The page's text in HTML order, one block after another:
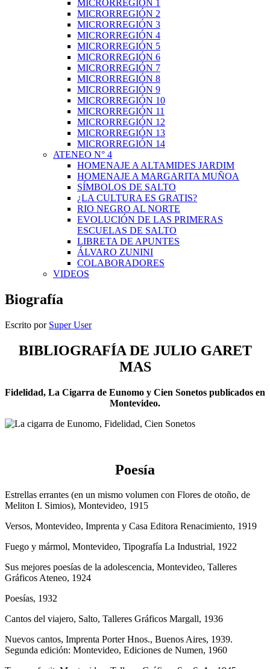
MICRORREGIÓN 1
MICRORREGIÓN 2
MICRORREGIÓN 3
MICRORREGIÓN 4
MICRORREGIÓN 5
MICRORREGIÓN 6
MICRORREGIÓN 7
MICRORREGIÓN 8
MICRORREGIÓN 9
MICRORREGIÓN 10
MICRORREGIÓN 11
MICRORREGIÓN 12
MICRORREGIÓN 13
MICRORREGIÓN 14
ATENEO N° 4
HOMENAJE A ALTAMIDES JARDIM
HOMENAJE A MARGARITA MUÑOA
SÍMBOLOS DE SALTO
¿LA CULTURA ES GRATIS?
RIO NEGRO AL NORTE
EVOLUCIÓN DE LAS PRIMERAS
ESCUELAS DE SALTO
LIBRETA DE APUNTES
ÁLVARO ZUNINI
COLABORADORES
VIDEOS
Biografía
Escrito por Super User
BIBLIOGRAFÍA DE JULIO GARET
MAS
Fidelidad, La Cigarra de Eunomo y Cien Sonetos publicados en
Montevideo.
Poesía
Estrellas errantes (en un mismo volumen con Flores de otoño, de
Meliton I. Simios), Montevideo, 1915
Versos, Montevideo, Imprenta y Casa Editora Renacimiento, 1919
Fuego y mármol, Montevideo, Tipografía La Industrial, 1922
Sus mejores poesías de la adolescencia, Montevideo, Talleres
Gráficos Ateneo, 1924
Poesías, 1932
Cantos del viajero, Salto, Talleres Gráficos Margall, 1936
Nuevos cantos, Imprenta Porter Hnos., Buenos Aires, 1939.
Segunda edición: Montevideo, Ediciones de Numen, 1960